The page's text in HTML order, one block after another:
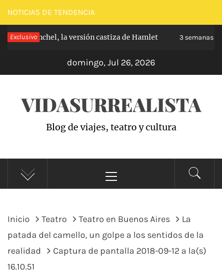
Saltar
al
contenido
NOTICIAS DE TENDENCIA
Exclusivo
Carabanchel, la versión castiza de Hamlet 3 semanas
domingo, Jul 26, 2026
VIDASURREALISTA
Blog de viajes, teatro y cultura
principal
Inicio Teatro Teatro en Buenos Aires
La
patada del camello, un golpe a los sentidos de la
realidad
Captura de pantalla 2018-09-12 a la(s)
16.10.51